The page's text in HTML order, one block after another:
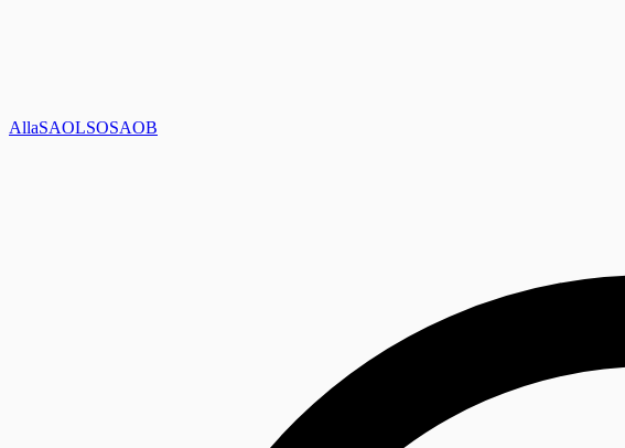
AllaSAOLSOSAOB